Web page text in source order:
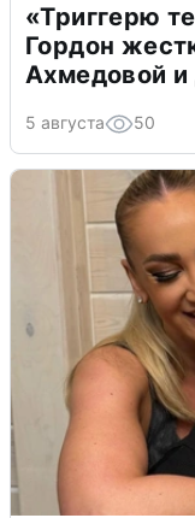
«Триггерю
Гордон
Ахмедовой и
5 августа 50